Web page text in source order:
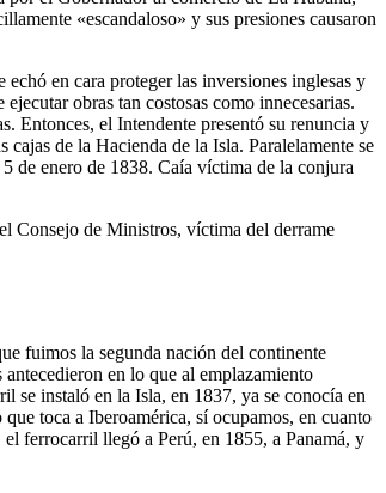
«escandaloso» y sus presiones causaron
en cara proteger las inversiones inglesas y
obras tan costosas como innecesarias.
Entonces, el Intendente presentó su renuncia y
de la Hacienda de la Isla. Paralelamente se
de enero de 1838. Caía víctima de la conjura
Consejo de Ministros, víctima del derrame
fuimos la segunda nación del continente
en lo que al emplazamiento
se instaló en la Isla, en 1837, ya se conocía en
toca a Iberoamérica, sí ocupamos, en cuanto
ferrocarril llegó a Perú, en 1855, a Panamá, y